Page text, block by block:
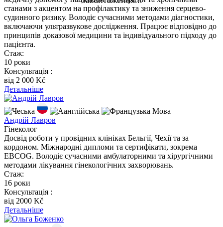
станами з акцентом на профілактику та зниження серцево-
судинного ризику. Володіє сучасними методами діагностики,
включаючи ультразвукове дослідження. Працює відповідно до
принципів доказової медицини та індивідуального підходу до
пацієнта.
Стаж:
10 роки
Консультація :
вiд 2 000 Kč
Детальніше
Мова
Андрій Лавров
Гінеколог
Досвід роботи у провідних клініках Бельгії, Чехії та за
кордоном. Міжнародні дипломи та сертифікати, зокрема
EBCOG. Володіє сучасними амбулаторними та хірургічними
методами лікування гінекологічних захворювань.
Стаж:
16 роки
Консультація :
вiд 2000 Kč
Детальніше